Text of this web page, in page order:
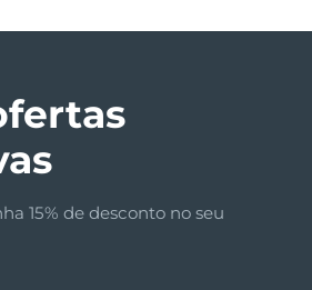
15% de desconto no seu